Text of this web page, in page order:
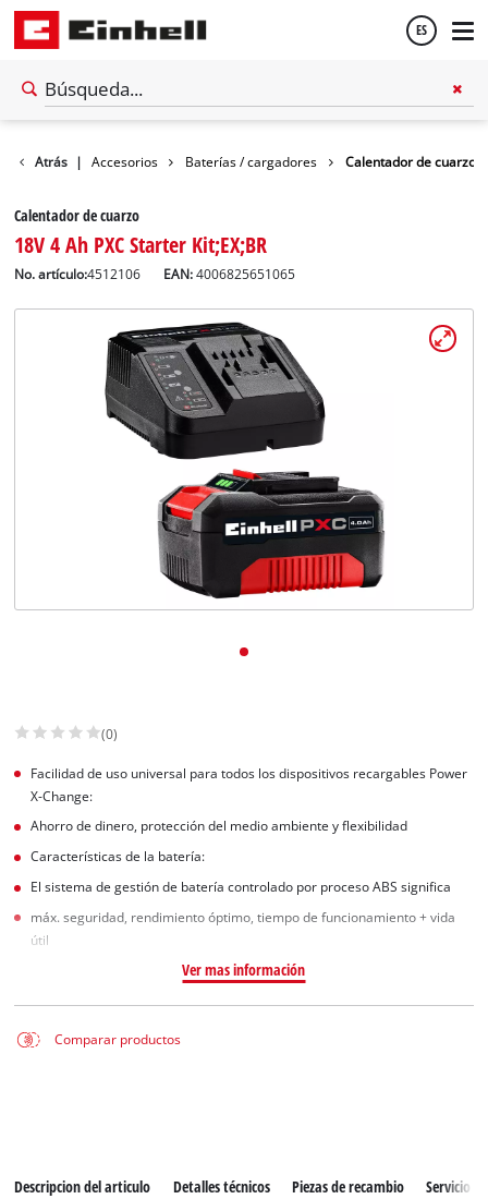
ES
Atrás | Accesorios Baterías / cargadores Calentador de cuarzo
Calentador de cuarzo
18V 4 Ah PXC Starter Kit;EX;BR
No. artículo:4512106 EAN:4006825651065
(0)
Facilidad de uso universal para todos los dispositivos recargables Power
X-Change:
Ahorro de dinero, protección del medio ambiente y flexibilidad
Características de la batería:
El sistema de gestión de batería controlado por proceso ABS significa
máx. seguridad, rendimiento óptimo, tiempo de funcionamiento + vida
útil
Ver mas información
Comparar productos
Descripcion del articulo Detalles técnicos Piezas de recambio Servicio